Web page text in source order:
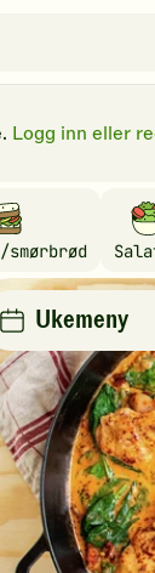
Logg inn eller
smørbrød
Ukemeny